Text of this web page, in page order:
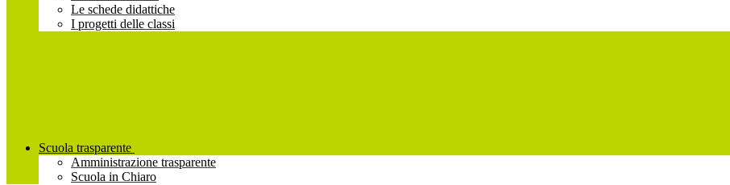
Le schede didattiche
I progetti delle classi
Scuola trasparente
Amministrazione trasparente
Scuola in Chiaro